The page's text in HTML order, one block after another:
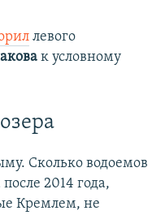
левого
к условному
Сколько водоемов
2014 года,
Кремлем, не